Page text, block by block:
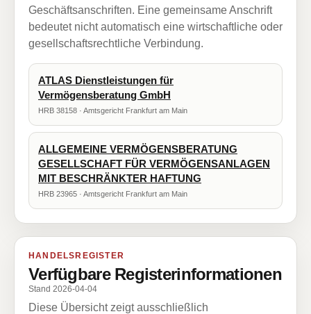
Geschäftsanschriften. Eine gemeinsame Anschrift
bedeutet nicht automatisch eine wirtschaftliche oder
gesellschaftsrechtliche Verbindung.
ATLAS Dienstleistungen für
Vermögensberatung GmbH
HRB 38158 · Amtsgericht Frankfurt am Main
ALLGEMEINE VERMÖGENSBERATUNG
GESELLSCHAFT FÜR VERMÖGENSANLAGEN
MIT BESCHRÄNKTER HAFTUNG
HRB 23965 · Amtsgericht Frankfurt am Main
HANDELSREGISTER
Verfügbare Registerinformationen
Stand 2026-04-04
Diese Übersicht zeigt ausschließlich